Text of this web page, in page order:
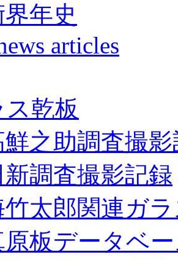
年史
articles
ス乾板
鮮之助調査撮
調査撮影記録
竹太郎関連ガ
原板データベ